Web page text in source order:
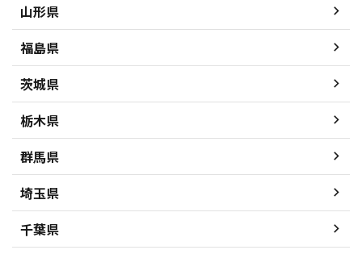
山形県
福島県
茨城県
栃木県
群馬県
埼玉県
千葉県